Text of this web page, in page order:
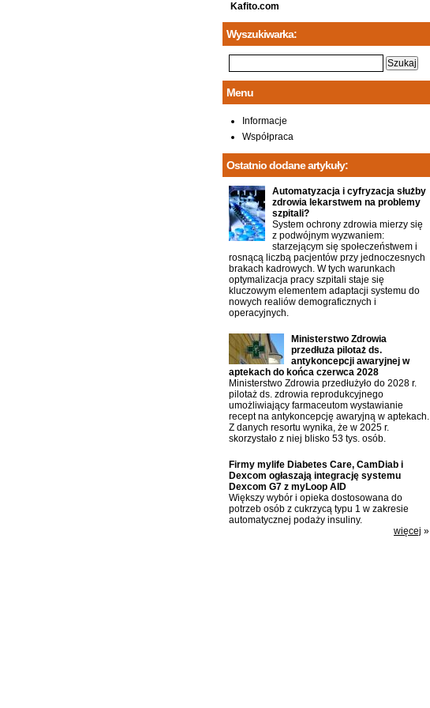
Kafito.com
Wyszukiwarka:
Menu
Informacje
Współpraca
Ostatnio dodane artykuły:
Automatyzacja i cyfryzacja służby
zdrowia lekarstwem na problemy
szpitali?
System ochrony zdrowia mierzy się
z podwójnym wyzwaniem:
starzejącym się społeczeństwem i
rosnącą liczbą pacjentów przy jednoczesnych
brakach kadrowych. W tych warunkach
optymalizacja pracy szpitali staje się
kluczowym elementem adaptacji systemu do
nowych realiów demograficznych i
operacyjnych.
Ministerstwo Zdrowia
przedłuża pilotaż ds.
antykoncepcji awaryjnej w
aptekach do końca czerwca 2028
Ministerstwo Zdrowia przedłużyło do 2028 r.
pilotaż ds. zdrowia reprodukcyjnego
umożliwiający farmaceutom wystawianie
recept na antykoncepcję awaryjną w aptekach.
Z danych resortu wynika, że w 2025 r.
skorzystało z niej blisko 53 tys. osób.
Firmy mylife Diabetes Care, CamDiab i
Dexcom ogłaszają integrację systemu
Dexcom G7 z myLoop AID
Większy wybór i opieka dostosowana do
potrzeb osób z cukrzycą typu 1 w zakresie
automatycznej podaży insuliny.
więcej »